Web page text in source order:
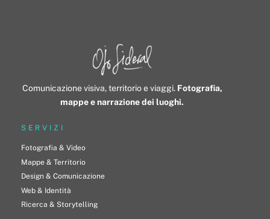
Comunicazione visiva, territorio e viaggi. Fotografia,
mappe e narrazione dei luoghi.
SERVIZI
Fotografia & Video
Mappe & Territorio
Design & Comunicazione
Web & Identità
Ricerca & Storytelling